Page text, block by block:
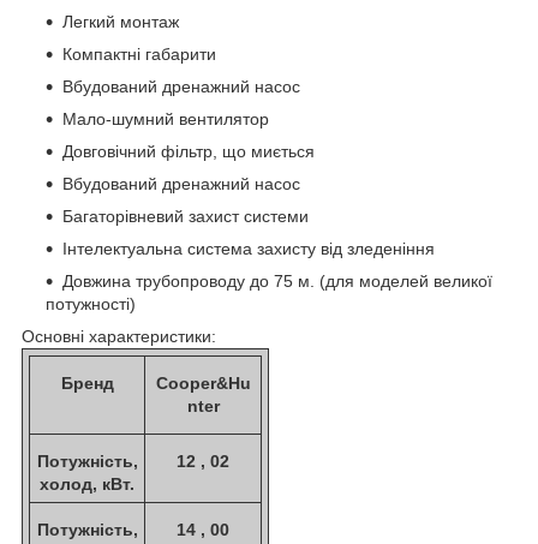
Легкий монтаж
Компактні габарити
Вбудований дренажний насос
Мало-шумний вентилятор
Довговічний фільтр, що миється
Вбудований дренажний насос
Багаторівневий захист системи
Інтелектуальна система захисту від зледеніння
Довжина трубопроводу до 75 м. (для моделей великої
потужності)
Основні характеристики:
Бренд
Cooper&Hu
nter
Потужність,
холод, кВт.
12 , 02
Потужність,
14 , 00